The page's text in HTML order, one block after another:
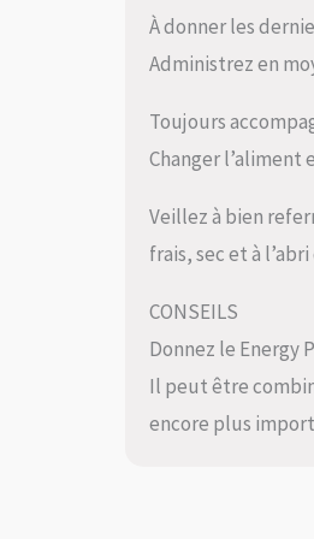
À donner les
Administrez en
Toujours
Changer l’aliment
Veillez à bien
frais, sec et à
CONSEILS
Donnez le Energy
Il peut être
encore plus